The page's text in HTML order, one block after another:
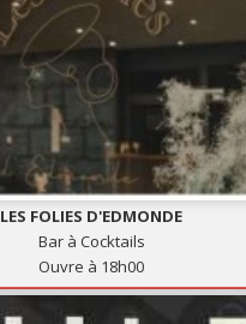
LES FOLIES D'EDMONDE
Bar à Cocktails
Ouvre à 18h00